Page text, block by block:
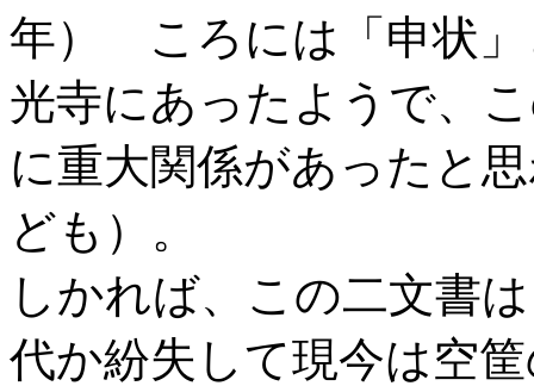
年） ころには「申状」
光寺にあったようで、
に重大関係があったと
ども）。
しかれば、この二文書
代か紛失して現今は空